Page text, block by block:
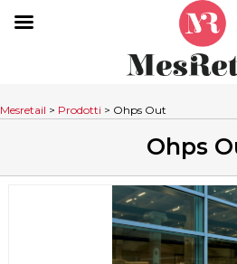
Mesretail > Prodotti > Ohps Out
Ohps